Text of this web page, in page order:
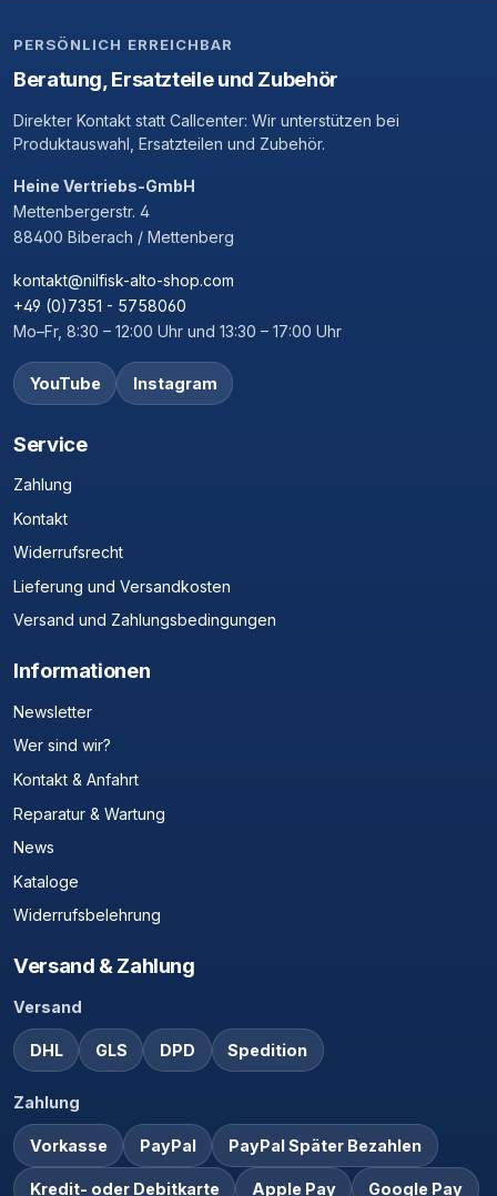
PERSÖNLICH ERREICHBAR
Beratung, Ersatzteile und Zubehör
Direkter Kontakt statt Callcenter: Wir unterstützen bei
Produktauswahl, Ersatzteilen und Zubehör.
Heine Vertriebs-GmbH
Mettenbergerstr. 4
88400 Biberach / Mettenberg
kontakt@nilfisk-alto-shop.com
+49 (0)7351 - 5758060
Mo–Fr, 8:30 – 12:00 Uhr und 13:30 – 17:00 Uhr
YouTube Instagram
Service
Zahlung
Kontakt
Widerrufsrecht
Lieferung und Versandkosten
Versand und Zahlungsbedingungen
Informationen
Newsletter
Wer sind wir?
Kontakt & Anfahrt
Reparatur & Wartung
News
Kataloge
Widerrufsbelehrung
Versand & Zahlung
Versand
DHL GLS DPD Spedition
Zahlung
Vorkasse PayPal PayPal Später Bezahlen
Kredit- oder Debitkarte Apple Pay Google Pay